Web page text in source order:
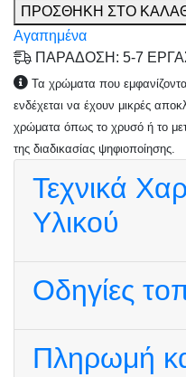
ΠΡΟΣΘΗΚΗ ΣΤΟ
Αγαπημένα
ΠΑΡΑΔΟΣΗ: 5-7
Τα χρώματα που
ενδέχεται να έχουν μικρές
χρώματα όπως το χρυσό ή το
της διαδικασίας ψηφιοποίησης.
Τεχνικά
Υλικού
Οδηγίες
Πληρωμή